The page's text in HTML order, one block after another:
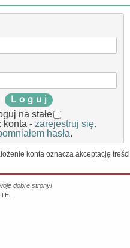
L o g u j
na stałe
konta - zarejestruj się.
hasła.
konta oznacza akceptację treści
dobre strony!